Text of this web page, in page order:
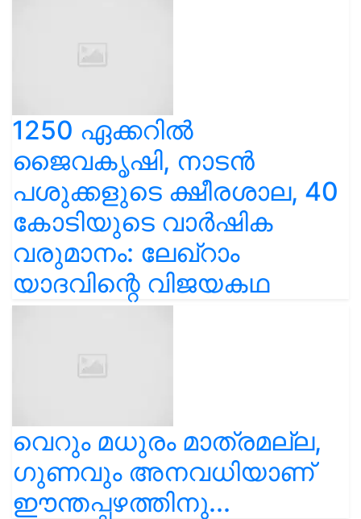
1250 ഏക്കറിൽ
ജൈവകൃഷി, നാടൻ
പശുക്കളുടെ ക്ഷീരശാല, 40
കോടിയുടെ വാർഷിക
വരുമാനം: ലേഖ്‌റാം
യാദവിന്റെ വിജയകഥ
വെറും മധുരം മാത്രമല്ല,
ഗുണവും അനവധിയാണ്
ഈന്തപ്പഴത്തിനു...